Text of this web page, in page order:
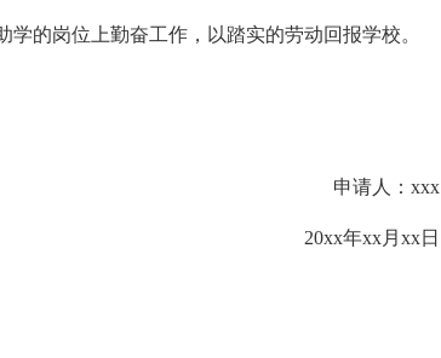
的岗位上勤奋工作，以踏实的劳动回报学校。
申请人：xxx
20xx年xx月xx日